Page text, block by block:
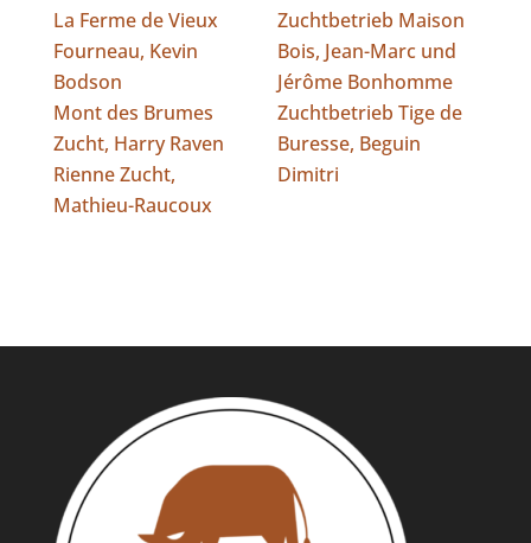
La Ferme de Vieux
Fourneau, Kevin
Bodson
Mont des Brumes
Zucht, Harry Raven
Rienne Zucht,
Mathieu-Raucoux
Zuchtbetrieb Maison
Bois, Jean-Marc und
Jérôme Bonhomme
Zuchtbetrieb Tige de
Buresse, Beguin
Dimitri